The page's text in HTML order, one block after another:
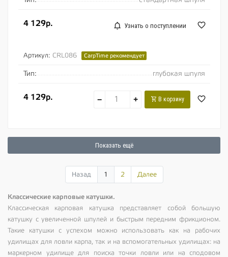
4 129р. Узнать о поступлении
Артикул: CRL086 CarpTime рекомендует
Тип: глубокая шпуля
4 129р. − + В корзину
Показать ещё
Назад 1 2 Далее
Классические карповые катушки.
Классическая карповая катушка представляет собой большую
катушку с увеличенной шпулей и быстрым передним фрикционом.
Такие катушки с успехом можно использовать как на рабочих
удилищах для ловли карпа, так и на вспомогательных удилищах: на
маркерном удилище для поиска точки ловли или на сподовом